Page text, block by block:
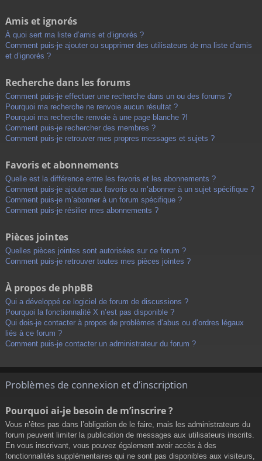
Amis et ignorés
À quoi sert ma liste d’amis et d’ignorés ?
Comment puis-je ajouter ou supprimer des utilisateurs de ma liste d’amis
et d’ignorés ?
Recherche dans les forums
Comment puis-je effectuer une recherche dans un ou des forums ?
Pourquoi ma recherche ne renvoie aucun résultat ?
Pourquoi ma recherche renvoie à une page blanche ?!
Comment puis-je rechercher des membres ?
Comment puis-je retrouver mes propres messages et sujets ?
Favoris et abonnements
Quelle est la différence entre les favoris et les abonnements ?
Comment puis-je ajouter aux favoris ou m’abonner à un sujet spécifique ?
Comment puis-je m’abonner à un forum spécifique ?
Comment puis-je résilier mes abonnements ?
Pièces jointes
Quelles pièces jointes sont autorisées sur ce forum ?
Comment puis-je retrouver toutes mes pièces jointes ?
À propos de phpBB
Qui a développé ce logiciel de forum de discussions ?
Pourquoi la fonctionnalité X n’est pas disponible ?
Qui dois-je contacter à propos de problèmes d’abus ou d’ordres légaux
liés à ce forum ?
Comment puis-je contacter un administrateur du forum ?
Problèmes de connexion et d’inscription
Pourquoi ai-je besoin de m’inscrire ?
Vous n’êtes pas dans l’obligation de le faire, mais les administrateurs du
forum peuvent limiter la publication de messages aux utilisateurs inscrits.
En vous inscrivant, vous pouvez également avoir accès à des
fonctionnalités supplémentaires qui ne sont pas disponibles aux visiteurs,